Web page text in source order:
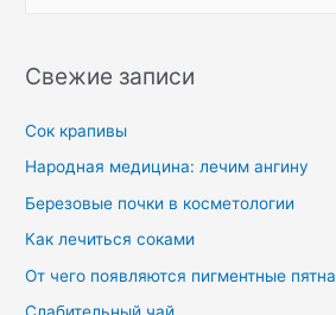
Свежие записи
Сок крапивы
Народная медицина: лечим ангину
Березовые почки в косметологии
Как лечиться соками
От чего появляются пигментные пятна